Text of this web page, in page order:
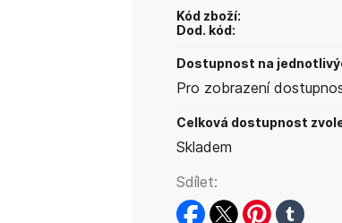
Kód zboží:
Dod. kód:
Dostupnost na
Pro zobrazení
Celková dostupnost
Skladem
Sdílet:
facebook
twitterpinterest
tumblr